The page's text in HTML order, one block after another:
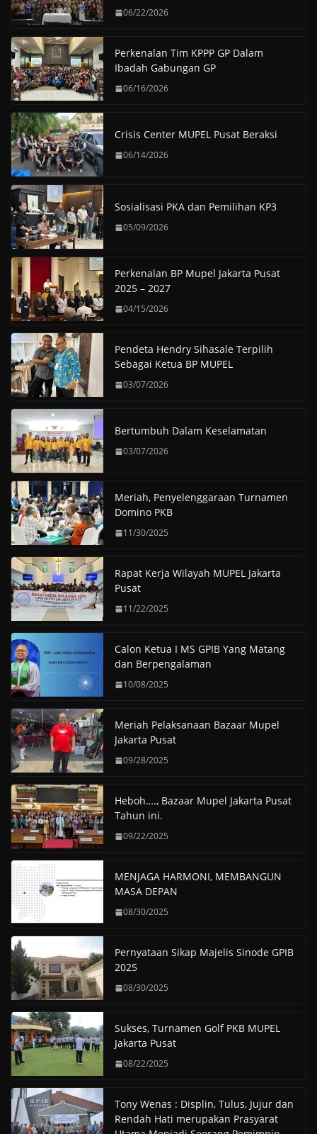
06/22/2026
Perkenalan Tim KPPP GP Dalam
Ibadah Gabungan GP
06/16/2026
Crisis Center MUPEL Pusat Beraksi
06/14/2026
Sosialisasi PKA dan Pemilihan KP3
05/09/2026
Perkenalan BP Mupel Jakarta Pusat
2025 – 2027
04/15/2026
Pendeta Hendry Sihasale Terpilih
Sebagai Ketua BP MUPEL
03/07/2026
Bertumbuh Dalam Keselamatan
03/07/2026
Meriah, Penyelenggaraan Turnamen
Domino PKB
11/30/2025
Rapat Kerja Wilayah MUPEL Jakarta
Pusat
11/22/2025
Calon Ketua I MS GPIB Yang Matang
dan Berpengalaman
10/08/2025
Meriah Pelaksanaan Bazaar Mupel
Jakarta Pusat
09/28/2025
Heboh…., Bazaar Mupel Jakarta Pusat
Tahun ini.
09/22/2025
MENJAGA HARMONI, MEMBANGUN
MASA DEPAN
08/30/2025
Pernyataan Sikap Majelis Sinode GPIB
2025
08/30/2025
Sukses, Turnamen Golf PKB MUPEL
Jakarta Pusat
08/22/2025
Tony Wenas : Displin, Tulus, Jujur dan
Rendah Hati merupakan Prasyarat